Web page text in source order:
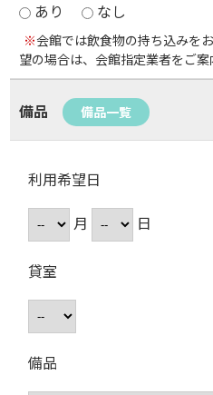
あり
なし
※会館では飲食物の持ち込みを
望の場合は、会館指定業者をご案
備品 備品一覧
利用希望日
月
日
貸室
備品